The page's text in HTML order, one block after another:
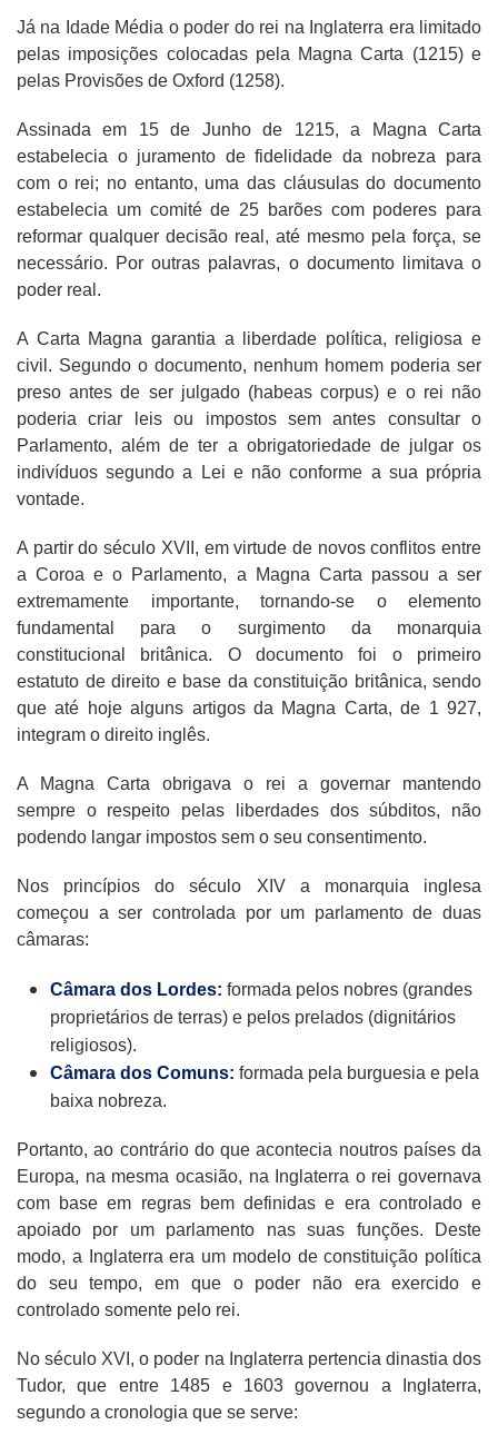
Já na Idade Média o poder do rei na Inglaterra era limitado
pelas imposições colocadas pela Magna Carta (1215) e
pelas Provisões de Oxford (1258).
Assinada em 15 de Junho de 1215, a Magna Carta
estabelecia o juramento de fidelidade da nobreza para
com o rei; no entanto, uma das cláusulas do documento
estabelecia um comité de 25 barões com poderes para
reformar qualquer decisão real, até mesmo pela força, se
necessário. Por outras palavras, o documento limitava o
poder real.
A Carta Magna garantia a liberdade política, religiosa e
civil. Segundo o documento, nenhum homem poderia ser
preso antes de ser julgado (habeas corpus) e o rei não
poderia criar leis ou impostos sem antes consultar o
Parlamento, além de ter a obrigatoriedade de julgar os
indivíduos segundo a Lei e não conforme a sua própria
vontade.
A partir do século XVII, em virtude de novos conflitos entre
a Coroa e o Parlamento, a Magna Carta passou a ser
extremamente importante, tornando-se o elemento
fundamental para o surgimento da monarquia
constitucional britânica. O documento foi o primeiro
estatuto de direito e base da constituição britânica, sendo
que até hoje alguns artigos da Magna Carta, de 1 927,
integram o direito inglês.
A Magna Carta obrigava o rei a governar mantendo
sempre o respeito pelas liberdades dos súbditos, não
podendo langar impostos sem o seu consentimento.
Nos princípios do século XIV a monarquia inglesa
começou a ser controlada por um parlamento de duas
câmaras:
Câmara dos Lordes: formada pelos nobres (grandes
proprietários de terras) e pelos prelados (dignitários
religiosos).
Câmara dos Comuns: formada pela burguesia e pela
baixa nobreza.
Portanto, ao contrário do que acontecia noutros países da
Europa, na mesma ocasião, na Inglaterra o rei governava
com base em regras bem definidas e era controlado e
apoiado por um parlamento nas suas funções. Deste
modo, a Inglaterra era um modelo de constituição política
do seu tempo, em que o poder não era exercido e
controlado somente pelo rei.
No século XVI, o poder na Inglaterra pertencia dinastia dos
Tudor, que entre 1485 e 1603 governou a Inglaterra,
segundo a cronologia que se serve: